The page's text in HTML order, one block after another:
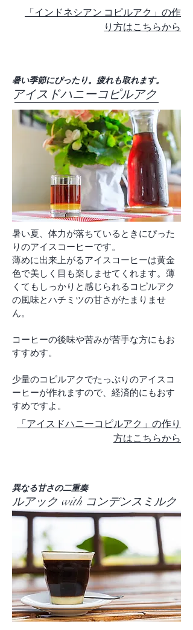
​「インドネシアン コピルアク」の作
り方はこちらから
暑い季節にぴったり。疲れも取れます。
​アイスドハニーコピルアク
暑い夏、体力が落ちているときにぴった
りのアイスコーヒーです。
薄めに出来上がるアイスコーヒーは黄金
色で美しく目も楽しませてくれます。薄
くてもしっかりと感じられるコピルアク
の風味とハチミツの甘さがたまりませ
ん。
コーヒーの後味や苦みが苦手な方にもお
すすめす。
少量のコピルアクでたっぷりのアイスコ
ーヒーが作れますので、経済的にもおす
すめですよ。​
​「アイスドハニーコピルアク」の作り
方はこちらから
​異なる甘さの二重奏
ルアック with コンデンスミルク